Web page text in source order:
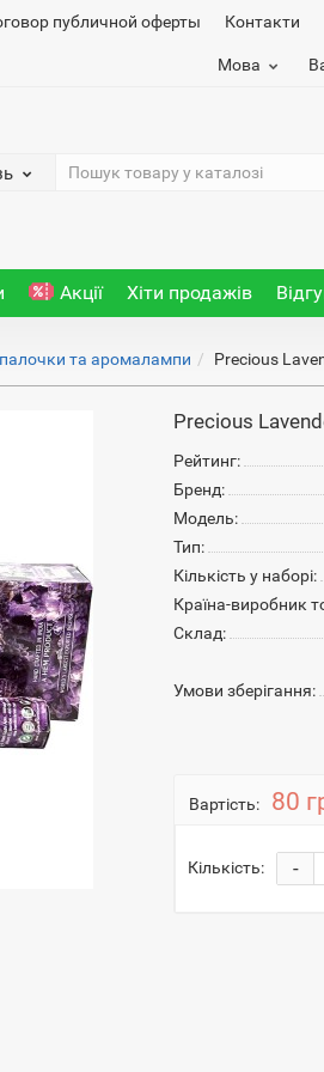
публичной оферты Контакти
Мова
Акції Хіти продажів
та аромалампи Precious
Precious
Рейтинг:
Бренд:
Модель:
Тип:
Кількість у наборі:
Країна-виробник
Склад:
Умови зберігання:
Вартість: 80
Кількість: -